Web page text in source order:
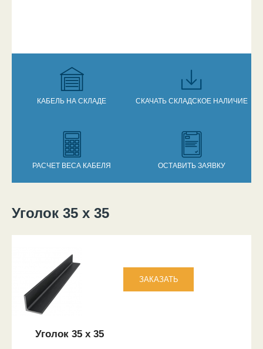
КАБЕЛЬ НА СКЛАДЕ СКАЧАТЬ СКЛАДСКОЕ НАЛИЧИЕ
РАСЧЕТ ВЕСА КАБЕЛЯ ОСТАВИТЬ ЗАЯВКУ
Вы здесь
Уголок 35 х 35
Уголок 35 х 35